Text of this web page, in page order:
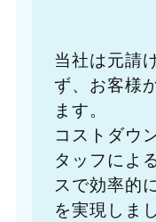
当社は元請
ず、お客様
ます。
コストダウ
タッフによ
スで効率的
を実現しま